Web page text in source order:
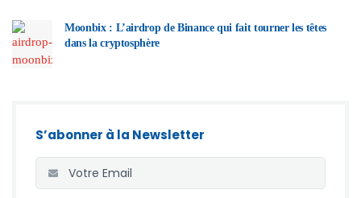
Moonbix : L’airdrop de Binance qui fait tourner les têtes
dans la cryptosphère
S’abonner à la Newsletter